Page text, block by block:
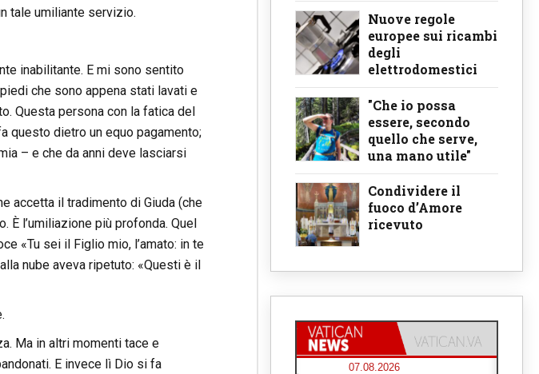
tale umiliante servizio.
inabilitante. E mi sono sentito
che sono appena stati lavati e
Questa persona con la fatica del
questo dietro un equo pagamento;
– e che da anni deve lasciarsi
accetta il tradimento di Giuda (che
È l’umiliazione più profonda. Quel
«Tu sei il Figlio mio, l’amato: in te
nube aveva ripetuto: «Questi è il
Ma in altri momenti tace e
E invece lì Dio si fa
Nuove regole
europee sui ricambi
degli
elettrodomestici
"Che io possa
essere, secondo
quello che serve,
una mano utile"
Condividere il
fuoco d’Amore
ricevuto
07.08.2026